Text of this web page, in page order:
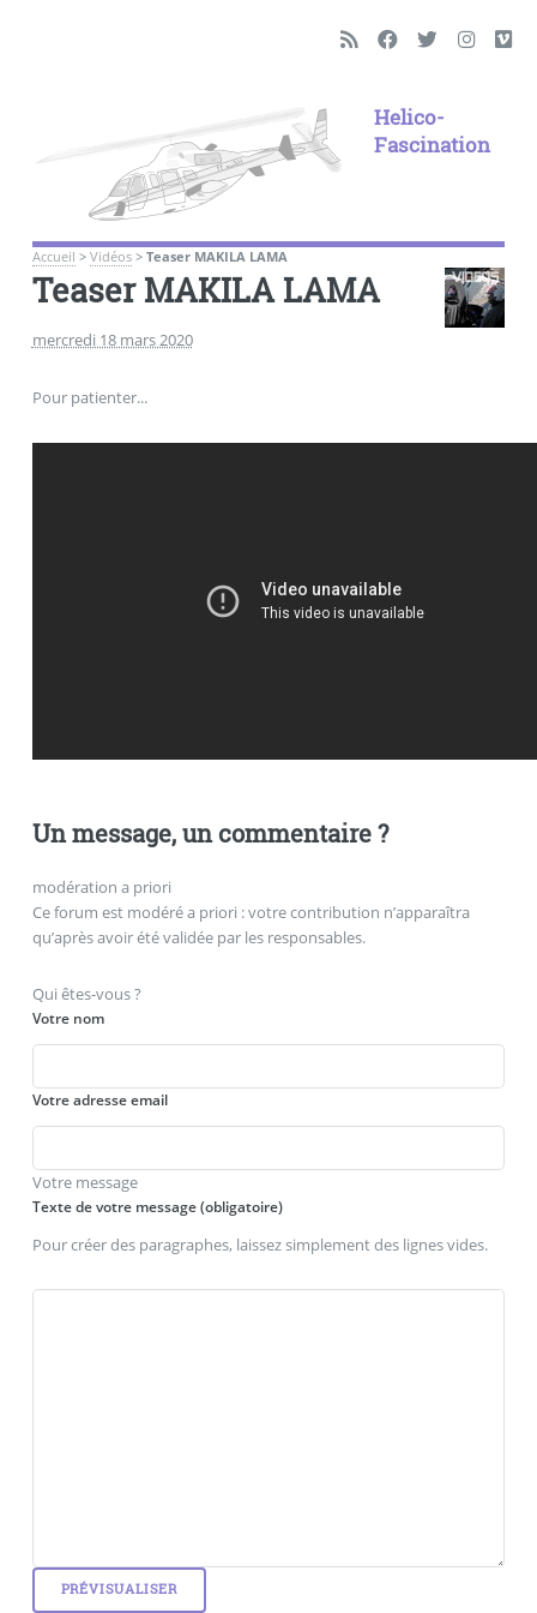
Helico-
Fascination
Accueil > Vidéos> Teaser MAKILA LAMA
Teaser MAKILA LAMA
mercredi 18 mars 2020
Pour patienter...
Un message, un commentaire ?
modération a priori
Ce forum est modéré a priori : votre contribution n’apparaîtra
qu’après avoir été validée par les responsables.
Qui êtes-vous ?
Votre nom
Votre adresse email
Votre message
Texte de votre message (obligatoire)
Pour créer des paragraphes, laissez simplement des lignes vides.